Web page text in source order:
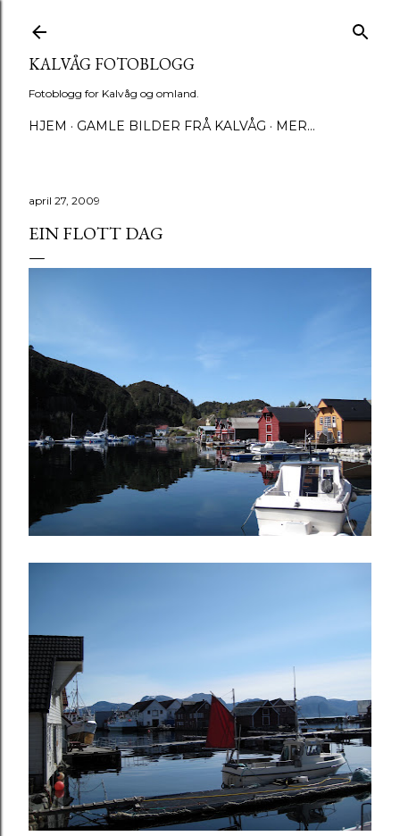
KALVÅG FOTOBLOGG
Fotoblogg for Kalvåg og omland.
HJEM GAMLE BILDER FRÅ KALVÅG MER…
april 27, 2009
EIN FLOTT DAG